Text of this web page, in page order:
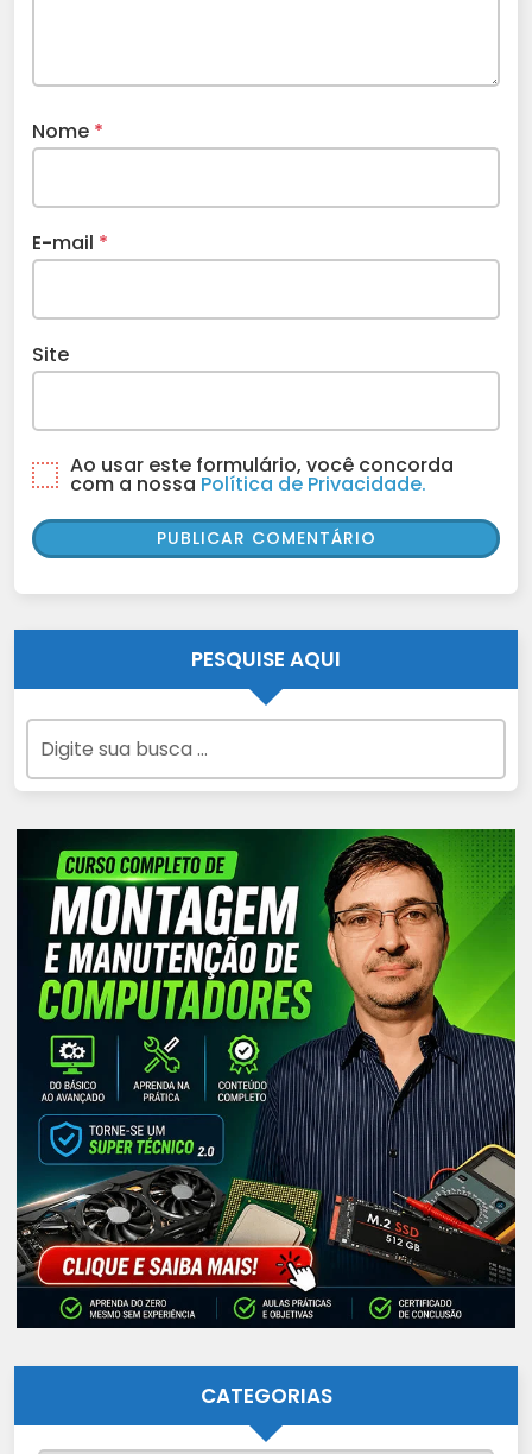
Nome *
E-mail *
Site
Ao usar este formulário, você concorda
com a nossa Política de Privacidade.
PESQUISE AQUI
CATEGORIAS